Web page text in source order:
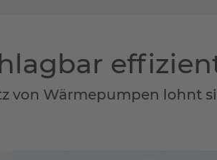
von Wärmepumpen lohnt